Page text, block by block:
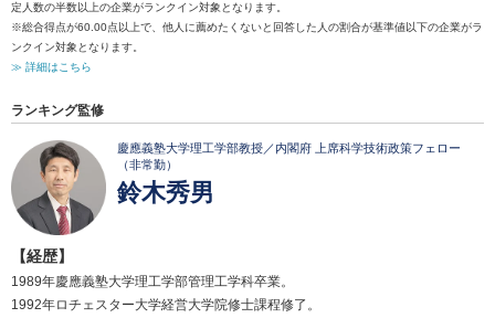
定人数の半数以上の企業がランクイン対象となります。
※総合得点が60.00点以上で、他人に薦めたくないと回答した人の割合が基準値以下の企業がラ
ンクイン対象となります。
≫ 詳細はこちら
ランキング監修
慶應義塾大学理工学部教授／内閣府 上席科学技術政策フェロー
（非常勤）
鈴木秀男
【経歴】
1989年慶應義塾大学理工学部管理工学科卒業。
1992年ロチェスター大学経営大学院修士課程修了。